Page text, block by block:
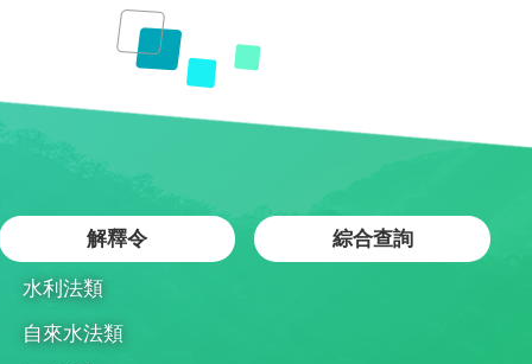
解釋令
水利法類
自來水法類
綜合查詢